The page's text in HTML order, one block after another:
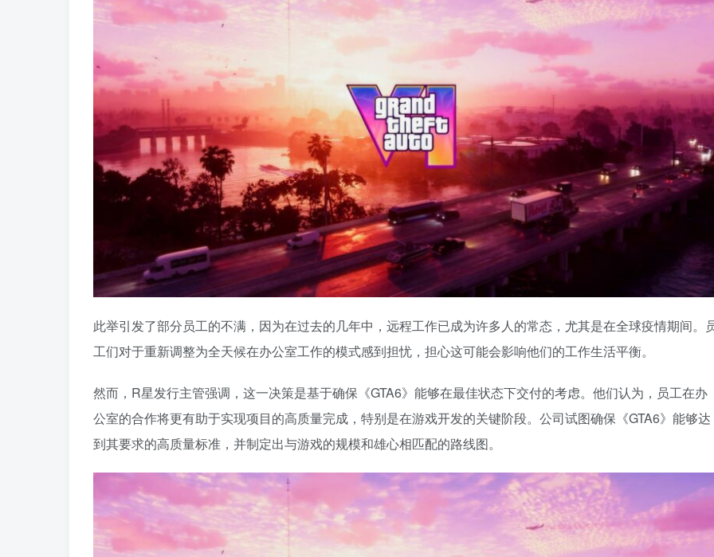
此举引发了部分员工的不满，因为在过去的几年中，远程工作已成为许多人的常态，尤其是在全球疫情期间。
工们对于重新调整为全天候在办公室工作的模式感到担忧，担心这可能会影响他们的工作生活平衡。
然而，R星发行主管强调，这一决策是基于确保《GTA6》能够在最佳状态下交付的考虑。他们认为，员工在办
公室的合作将更有助于实现项目的高质量完成，特别是在游戏开发的关键阶段。公司试图确保《GTA6》能够达
到其要求的高质量标准，并制定出与游戏的规模和雄心相匹配的路线图。